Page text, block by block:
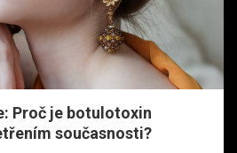
Proč je botulotoxin
současnosti?